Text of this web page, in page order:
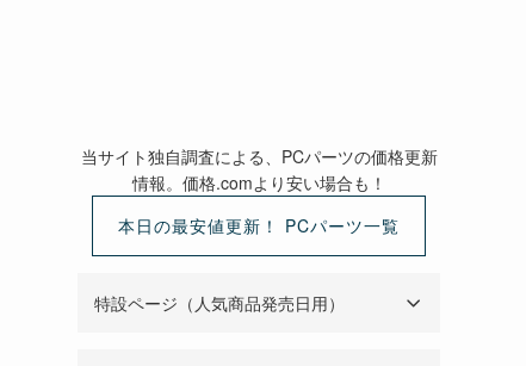
当サイト独自調査による、PCパーツの価格更新
情報。価格.comより安い場合も！
本日の最安値更新！ PCパーツ一覧
特設ページ（人気商品発売日用）